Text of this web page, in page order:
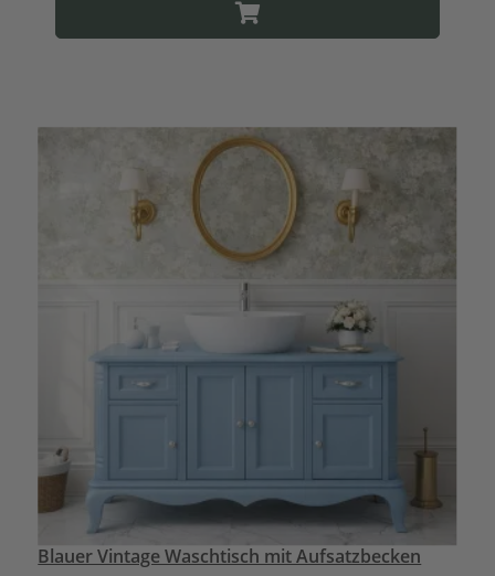
Blauer Vintage Waschtisch mit Aufsatzbecken